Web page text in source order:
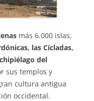
más 6.000 islas,
las Cícladas,
del
sus templos y
cultura antigua
occidental.